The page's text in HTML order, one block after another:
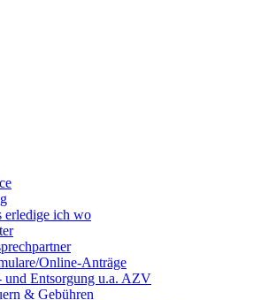
erledige ich wo
Online-Anträge
und Entsorgung u.a. AZV
& Gebühren